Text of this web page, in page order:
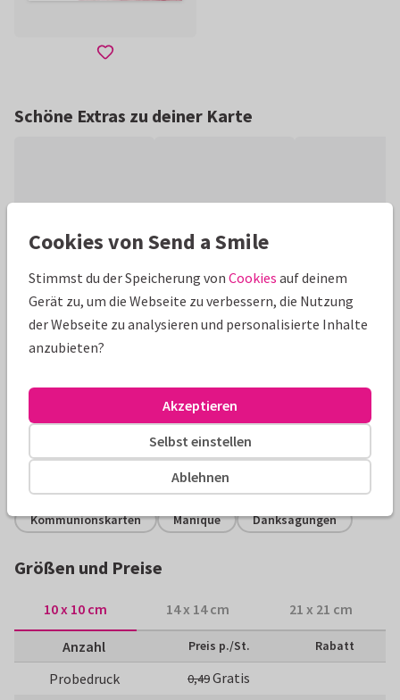
Schöne Extras zu deiner Karte
Produktinformation
Danksagung zur Kommunion mit Fotos, Goldakzenten (kein
Golddruck) und Wasserfarbe. (Für quadratische Karten fallen
extra Portokosten an.)
Alle Karten können nach Wunsch angepasst werden.
Kommunionskarten Manique Danksagungen
Größen und Preise
10 x 10 cm 14 x 14 cm 21 x 21 cm
Anzahl Preis p./St. Rabatt
Probedruck 0,49Gratis
Cookies von Send a Smile
Stimmst du der Speicherung von Cookies auf deinem
Gerät zu, um die Webseite zu verbessern, die Nutzung
der Webseite zu analysieren und personalisierte Inhalte
anzubieten?
Ablehnen
Selbst einstellen
Akzeptieren